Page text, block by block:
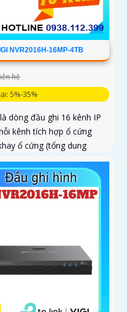
NVR2016H-16MP-4TB
hệ
5%-35%
dòng đầu ghi 16 kênh IP
kênh tích hợp ổ cứng
ổ cứng (tổng dung
nhận diện người và
trọng